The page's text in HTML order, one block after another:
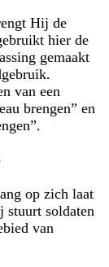
Hij de
hier de
gemaakt
van een
brengen
en
.
op zich laat
stuurt soldaten
van